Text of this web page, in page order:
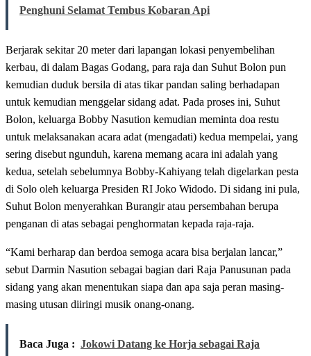
Penghuni Selamat Tembus Kobaran Api
Berjarak sekitar 20 meter dari lapangan lokasi penyembelihan
kerbau, di dalam Bagas Godang, para raja dan Suhut Bolon pun
kemudian duduk bersila di atas tikar pandan saling berhadapan
untuk kemudian menggelar sidang adat. Pada proses ini, Suhut
Bolon, keluarga Bobby Nasution kemudian meminta doa restu
untuk melaksanakan acara adat (mengadati) kedua mempelai, yang
sering disebut ngunduh, karena memang acara ini adalah yang
kedua, setelah sebelumnya Bobby-Kahiyang telah digelarkan pesta
di Solo oleh keluarga Presiden RI Joko Widodo. Di sidang ini pula,
Suhut Bolon menyerahkan Burangir atau persembahan berupa
penganan di atas sebagai penghormatan kepada raja-raja.
“Kami berharap dan berdoa semoga acara bisa berjalan lancar,”
sebut Darmin Nasution sebagai bagian dari Raja Panusunan pada
sidang yang akan menentukan siapa dan apa saja peran masing-
masing utusan diiringi musik onang-onang.
Baca Juga : Jokowi Datang ke Horja sebagai Raja